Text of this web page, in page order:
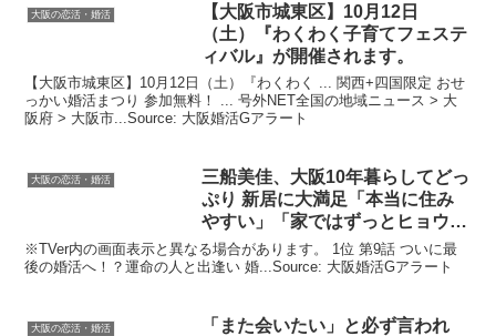
大阪の恋活・婚活 【大阪市城東区】10月12日
（土）『わくわく子育てフェステ
ィバル』が開催されます。
【大阪市城東区】10月12日（土）『わくわく ... 関西+四国限定 おせ
っかい婚活まつり 参加無料！ ... 号外NET全国の地域ニュース > 大
阪府 > 大阪市...Source: 大阪婚活Gアラート
大阪の恋活・婚活 三船美佳、 大阪10年暮らしてどっ
ぷり 新居に大満足「本当に住み
やすい」「家ではずっとヒョウ
柄」
※TVer内の画面表示と異なる場合があります。 1位 第9話 ついに最
後の婚活へ！？運命の人と出逢い 婚...Source: 大阪婚活Gアラート
大阪の恋活・婚活
「また会いたい」と必ず言われ